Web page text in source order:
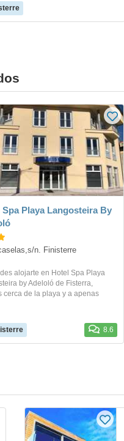
Spa Playa Langosteira By
n. Finisterre
alojarte en Hotel Spa Playa
by Adeloló de Fisterra,
cerca de la playa y a apenas
8.6